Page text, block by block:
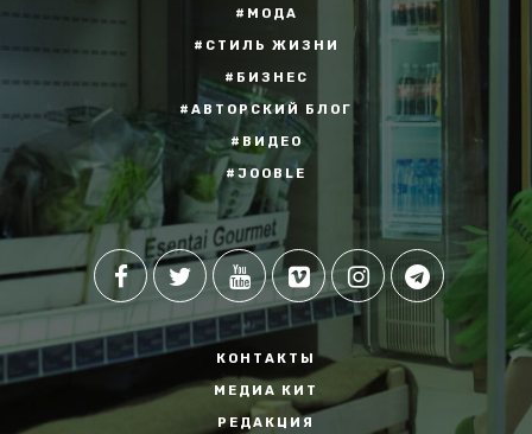
#МОДА
#СТИЛЬ ЖИЗНИ
#БИЗНЕС
#АВТОРСКИЙ БЛОГ
#ВИДЕО
#JOOBLE
КОНТАКТЫ
МЕДИА КИТ
РЕДАКЦИЯ